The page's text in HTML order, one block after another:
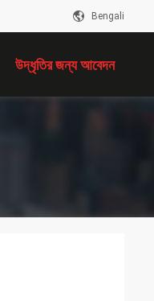
Bengali
উদ্ধৃতির জন্য আবেদন